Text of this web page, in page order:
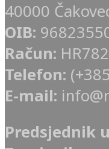
40000
OIB:
Račun:
Telefon:
E-mail:
Predsjednik